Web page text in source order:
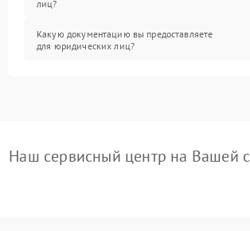
лиц?
Какую документацию вы предоставляете
для юридических лиц?
Наш сервисный центр на Вашей